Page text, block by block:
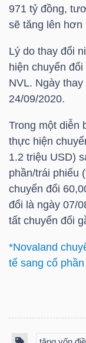
971 tỷ đồng,
sẽ tăng lên hơn
Lý do thay đổi
hiện chuyển
NVL. Ngày
24/09/2020.
Trong một diễn
thực hiện
1.2 triệu USD)
phần/trái phiếu
chuyển đổi
đổi là ngày 07/
tất chuyển đổi
*Novaland
tế sang cổ phần
CHÍNH
HÓA
KINH
TẾ
THẾ
GIỚI